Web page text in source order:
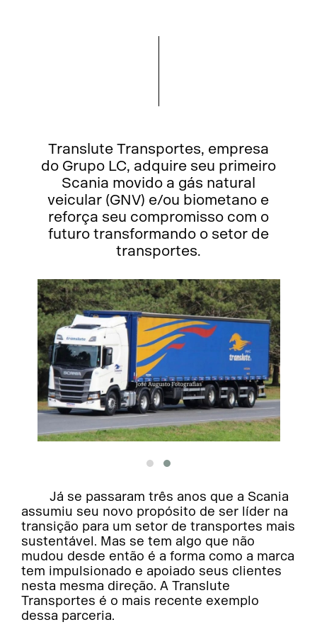
Translute Transportes, empresa
do Grupo LC, adquire seu primeiro
Scania movido a gás natural
veicular (GNV) e/ou biometano e
reforça seu compromisso com o
futuro transformando o setor de
transportes.
Já se passaram três anos que a Scania
assumiu seu novo propósito de ser líder na
transição para um setor de transportes mais
sustentável. Mas se tem algo que não
mudou desde então é a forma como a marca
tem impulsionado e apoiado seus clientes
nesta mesma direção. A Translute
Transportes é o mais recente exemplo
dessa parceria.